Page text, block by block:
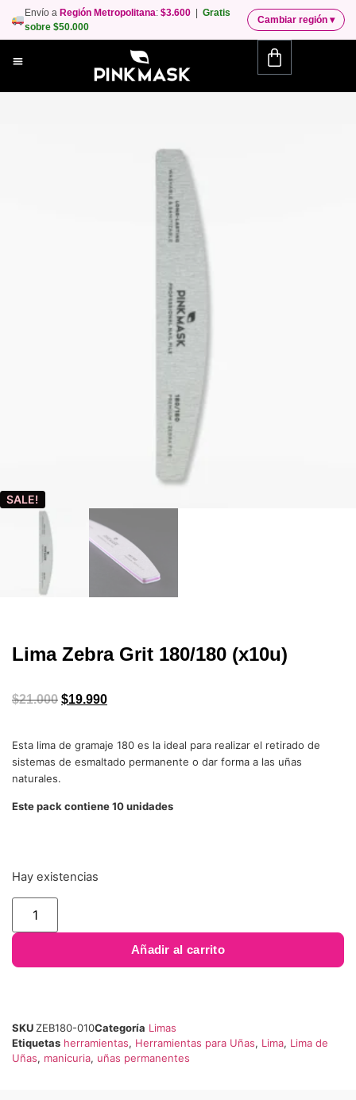
Envío a Región Metropolitana:$3.600 |Gratis
sobre $50.000
Cambiar región ▾
SALE!
Lima Zebra Grit 180/180 (x10u)
$21.000 $19.990
Esta lima de gramaje 180 es la ideal para realizar el retirado de
sistemas de esmaltado permanente o dar forma a las uñas
naturales.
Este pack contiene 10 unidades
Hay existencias
Añadir al carrito
SKUZEB180-010Categoría Limas
Etiquetas herramientas, Herramientas para Uñas, Lima, Lima de
Uñas, manicuria, uñas permanentes